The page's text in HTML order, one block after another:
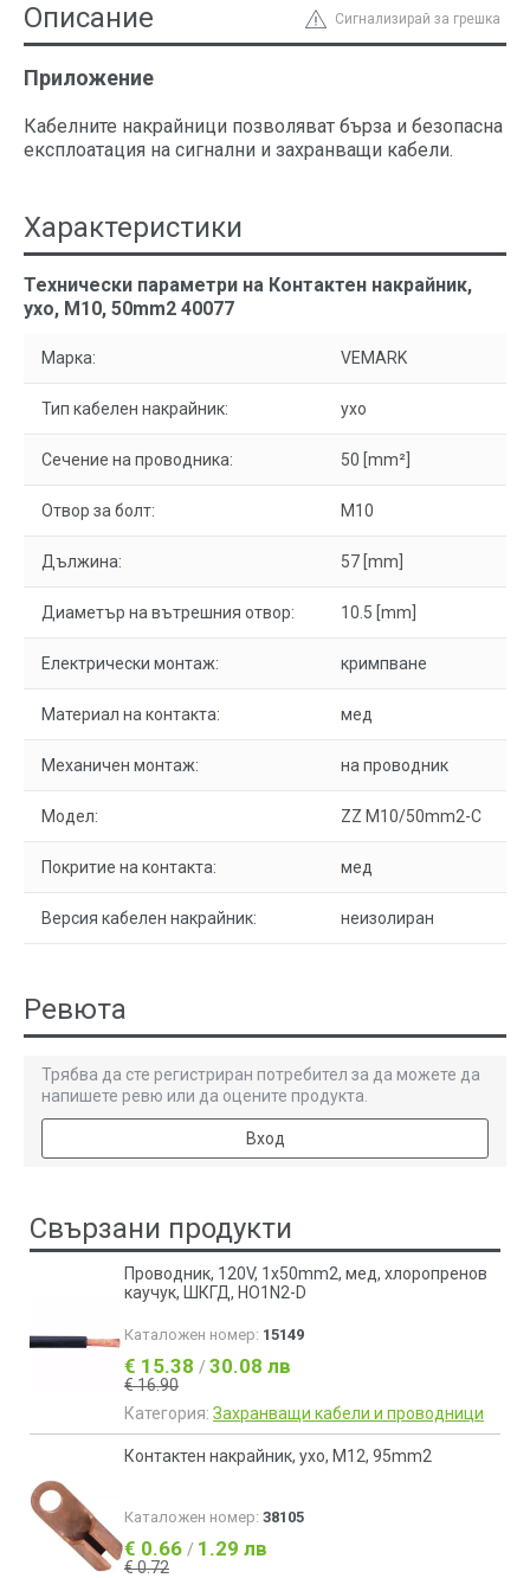
Сигнализирай за грешка
Описание
Приложение
Кабелните накрайници позволяват бърза и безопасна
експлоатация на сигнални и захранващи кабели.
Характеристики
Технически параметри на Контактен накрайник,
ухо, M10, 50mm2 40077
Марка: VEMARK
Тип кабелен накрайник: ухо
Сечение на проводника: 50 [mm²]
Отвор за болт: M10
Дължина: 57 [mm]
Диаметър на вътрешния отвор: 10.5 [mm]
Електрически монтаж: кримпване
Материал на контакта: мед
Механичен монтаж: на проводник
Модел: ZZ M10/50mm2-C
Покритие на контакта: мед
Версия кабелен накрайник: неизолиран
Ревюта
Трябва да сте регистриран потребител за да можете да
напишете ревю или да оцените продукта.
Вход
Свързани продукти
Проводник, 120V, 1х50mm2, мед, хлоропренов
каучук, ШКГД, HO1N2-D
Каталожен номер: 15149
€ 15.38 / 30.08 лв
€ 16.90
Категория: Захранващи кабели и проводници
Контактен накрайник, ухо, M12, 95mm2
Каталожен номер: 38105
€ 0.66 / 1.29 лв
€ 0.72